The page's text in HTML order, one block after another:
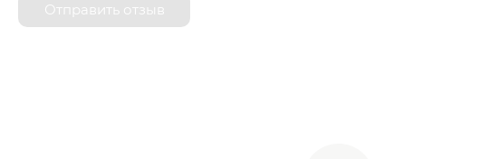
Отправить отзыв